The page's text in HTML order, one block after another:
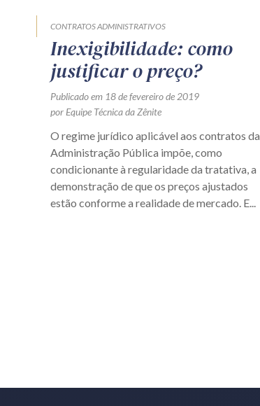
CONTRATOS ADMINISTRATIVOS
Inexigibilidade: como
justificar o preço?
Publicado em 18 de fevereiro de 2019
por Equipe Técnica da Zênite
O regime jurídico aplicável aos contratos da
Administração Pública impõe, como
condicionante à regularidade da tratativa, a
demonstração de que os preços ajustados
estão conforme a realidade de mercado. E...